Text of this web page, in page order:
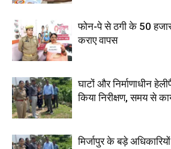
फोन-पे से ठगी के 50
कराए वापस
घाटों और निर्माणाधीन
किया निरीक्षण, समय से
मिर्जापुर के बड़े